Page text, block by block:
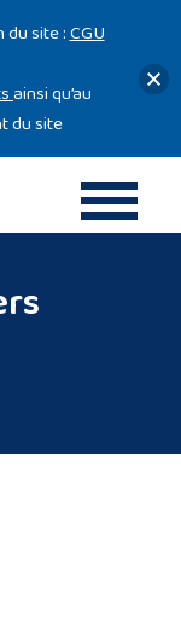
du site :CGU
ainsi qu’au
du site